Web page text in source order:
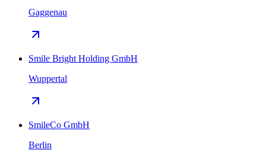
Gaggenau
Smile Bright Holding GmbH
Wuppertal
SmileCo GmbH
Berlin